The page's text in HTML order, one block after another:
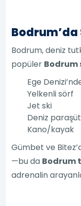
Bodrum’da
Bodrum, deniz
popüler Bodrum
Ege
Yelkenli sörf
Jet ski
Deniz
Kano/kayak
Gümbet ve
—bu da Bodrum
adrenalin